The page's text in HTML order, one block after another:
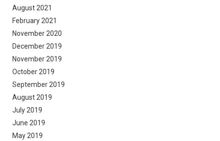
August 2021
February 2021
November 2020
December 2019
November 2019
October 2019
September 2019
August 2019
July 2019
June 2019
May 2019